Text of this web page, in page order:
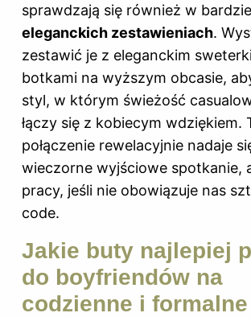
sprawdzają się również w
eleganckich zestawieniach.
zestawić je z eleganckim
botkami na wyższym obcasie,
styl, w którym świeżość
łączy się z kobiecym wdziękiem.
połączenie rewelacyjnie nadaje
wieczorne wyjściowe spotkanie,
pracy, jeśli nie obowiązuje nas
code.
Jakie buty najlepiej
do boyfriendów na
codzienne i